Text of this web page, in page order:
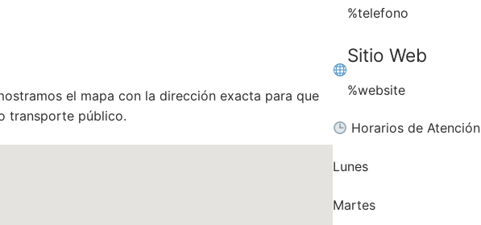
el mapa con la dirección exacta para que
transporte público.
%telefono
Sitio Web
%website
Horarios de Atención
Lunes
Martes